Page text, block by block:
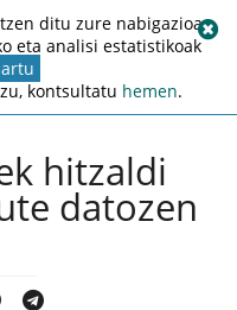
hitzaldi
datozen
ditu zure nabigazioa
eta analisi estatistikoak
kontsultatu hemen.